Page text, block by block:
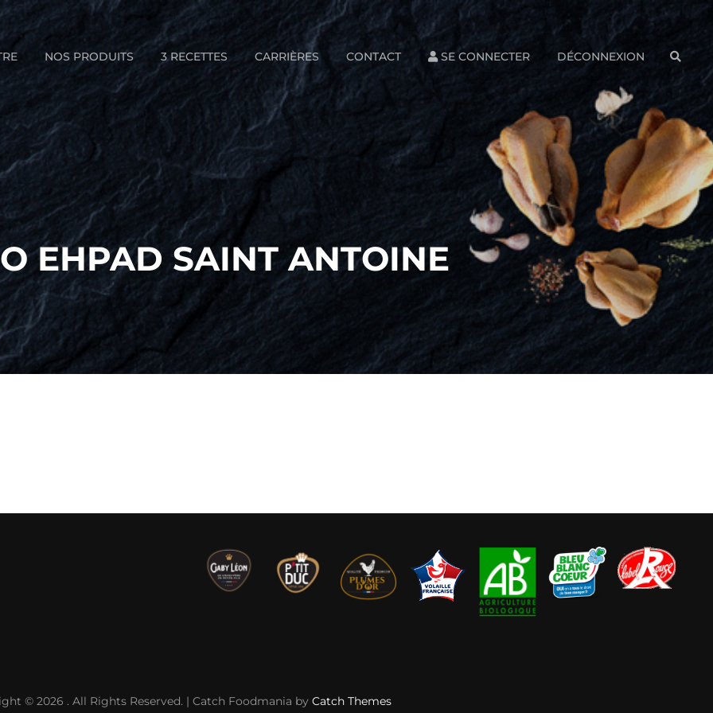
NOS PRODUITS 3 RECETTES CARRIÈRES CONTACT SE CONNECTER DÉCONNEXION
EHPAD SAINT ANTOINE
© 2026 . All Rights Reserved. | Catch Foodmania by Catch Themes